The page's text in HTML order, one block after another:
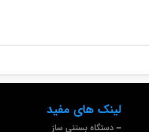
لینک های مفید
دستگاه بستنی ساز